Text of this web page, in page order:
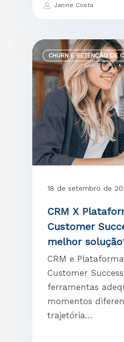
Janine Costa
CHURN E RETENÇÃO DE
18 de setembro de
CRM X
Customer
melhor
CRM e
Customer
ferramentas
momentos
trajetória…